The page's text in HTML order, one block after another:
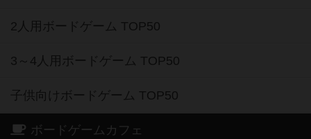
2人用ボードゲーム TOP50
3～4人用ボードゲーム TOP50
子供向けボードゲーム TOP50
ボードゲームカフェ